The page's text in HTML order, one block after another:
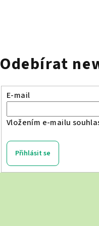
Odebírat
E-mail
Vložením e-mailu
Přihlásit se